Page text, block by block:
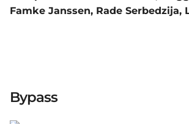
Famke Janssen, Rade Serbedzija,
Bypass